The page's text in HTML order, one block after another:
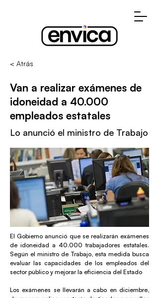
< Atrás
Van a realizar exámenes de
idoneidad a 40.000
empleados estatales
Lo anunció el ministro de Trabajo
El Gobierno anunció que se realizarán exámenes
de idoneidad a 40.000 trabajadores estatales.
Según el ministro de Trabajo, esta medida busca
evaluar las capacidades de los empleados del
sector público y mejorar la eficiencia del Estado
Los exámenes se llevarán a cabo en diciembre,